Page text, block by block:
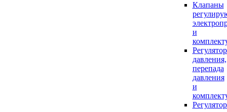
Клапаны
и
давления,
перепада
давления
и